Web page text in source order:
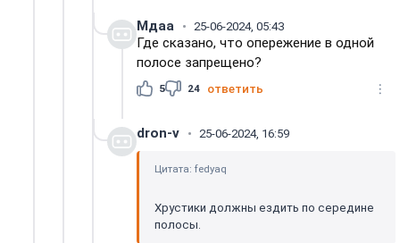
Мдаа 25-06-2024, 05:43
Где сказано, что опережение в одной
полосе запрещено?
5 24 ответить
dron-v 25-06-2024, 16:59
Цитата: fedyaq
Хрустики должны ездить по середине
полосы.